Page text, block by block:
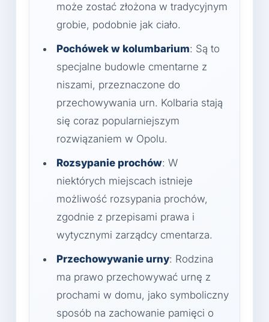
może zostać złożona w tradycyjnym
grobie, podobnie jak ciało.
Pochówek w kolumbarium: Są to
specjalne budowle cmentarne z
niszami, przeznaczone do
przechowywania urn. Kolbaria stają
się coraz popularniejszym
rozwiązaniem w Opolu.
Rozsypanie prochów: W
niektórych miejscach istnieje
możliwość rozsypania prochów,
zgodnie z przepisami prawa i
wytycznymi zarządcy cmentarza.
Przechowywanie urny: Rodzina
ma prawo przechowywać urnę z
prochami w domu, jako symboliczny
sposób na zachowanie pamięci o